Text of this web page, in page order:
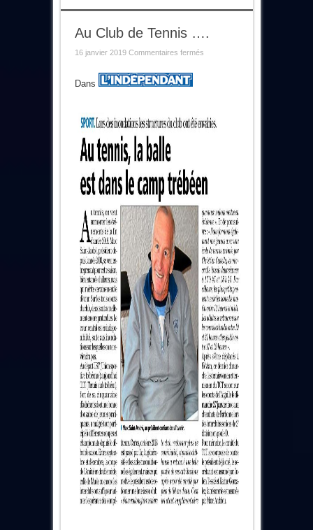
Au Club de Tennis ….
16 janvier 2019 Commentaires ferméssur
Dans